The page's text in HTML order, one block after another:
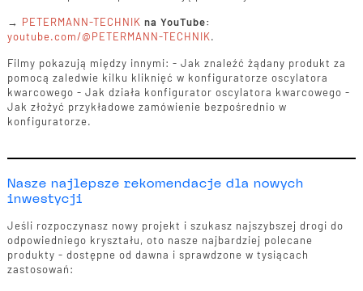
→ PETERMANN-TECHNIK na YouTube:
youtube.com/@PETERMANN-TECHNIK.
Filmy pokazują między innymi: - Jak znaleźć żądany produkt za
pomocą zaledwie kilku kliknięć w konfiguratorze oscylatora
kwarcowego - Jak działa konfigurator oscylatora kwarcowego -
Jak złożyć przykładowe zamówienie bezpośrednio w
konfiguratorze.
Nasze najlepsze rekomendacje dla nowych
inwestycji
Jeśli rozpoczynasz nowy projekt i szukasz najszybszej drogi do
odpowiedniego kryształu, oto nasze najbardziej polecane
produkty - dostępne od dawna i sprawdzone w tysiącach
zastosowań: